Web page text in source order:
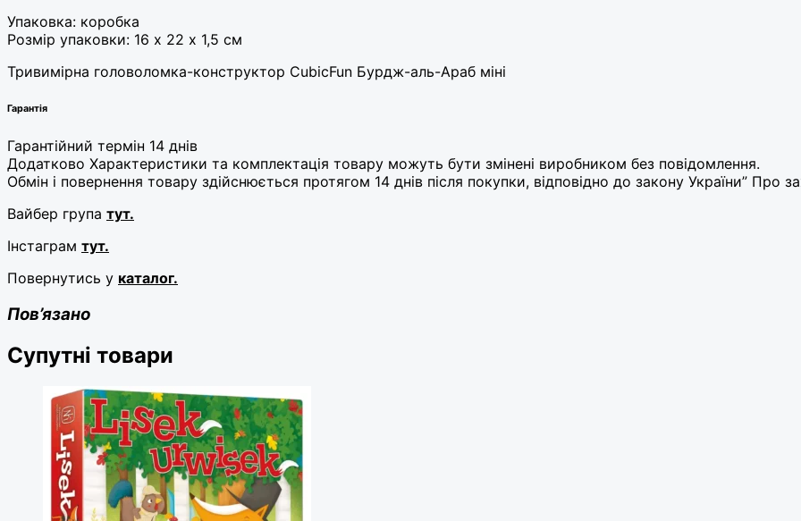
Упаковка: коробка
Розмір упаковки: 16 х 22 х 1,5 см
Тривимірна головоломка-конструктор CubicFun Бурдж-аль-Араб міні
Гарантія
Гарантійний термін 14 днів
Додатково Характеристики та комплектація товару можуть бути змінені виробником без повідомлення.
Обмін і повернення товару здійснюється протягом 14 днів після покупки, відповідно до закону України” Про
Вайбер група тут.
Інстаграм тут.
Повернутись у каталог.
Пов’язано
Супутні товари